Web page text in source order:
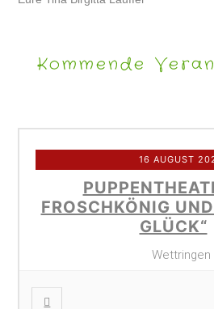
Kommende
16 AUGUST
FROSCHKÖNIG
GLÜCK“
Wettringen